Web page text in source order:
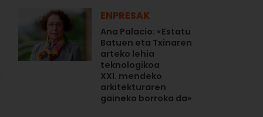
ENPRESAK
Ana Palacio: «Estatu
Batuen eta Txinaren
arteko lehia
teknologikoa
XXI. mendeko
arkitekturaren
gaineko borroka da»